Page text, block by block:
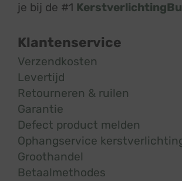
je bij de #1
Klantenservice
Verzendkosten
Levertijd
Retourneren & ruilen
Garantie
Defect product melden
Ophangservice
Groothandel
Betaalmethodes